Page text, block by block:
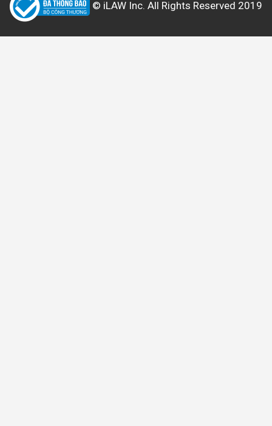
© iLAW Inc. All Rights Reserved 2019